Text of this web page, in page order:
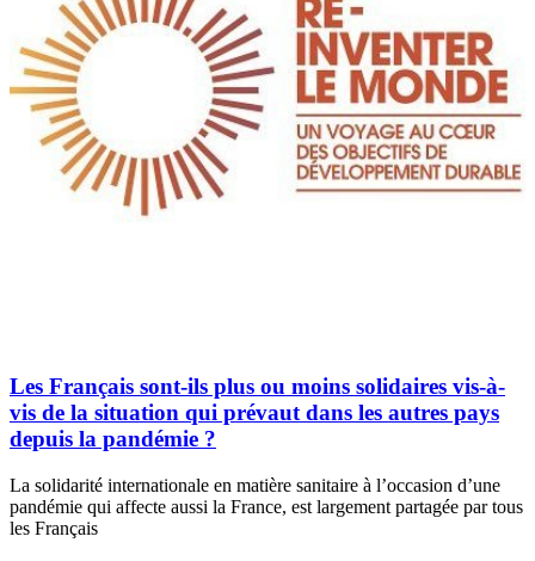
Les Français sont-ils plus ou moins solidaires vis-à-
vis de la situation qui prévaut dans les autres pays
depuis la pandémie ?
La solidarité internationale en matière sanitaire à l’occasion d’une
pandémie qui affecte aussi la France, est largement partagée par tous
les Français